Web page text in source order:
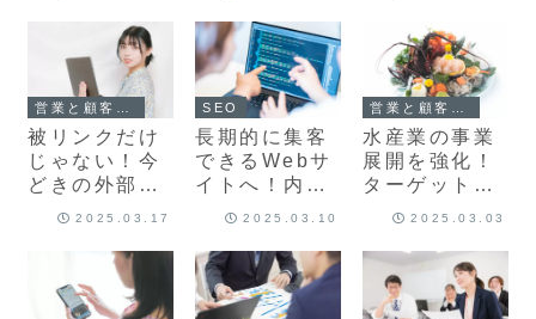
ント
被リンクだけ
じゃない！今
どきの外部
SEO対策を中
わかりやすく
解説
2025.03.17
SEO
長期的に集客
できるWebサ
イトへ！内部
SEO対策とリ
成功法則
2025.03.10
水産業の事業
展開を強化！
ターゲット別
に最適化する
戦略
2025.03.03